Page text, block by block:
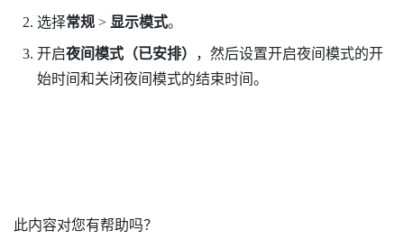
选择常规> 显示模式。
开启夜间模式（已安排）
，然后设置开启夜间模式的开
始时间和关闭夜间模式的结束时间。
此内容对您有帮助吗？